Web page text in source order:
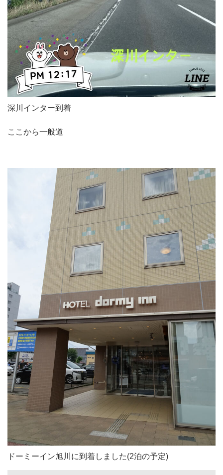
深川インター到着
ここから一般道
ドーミーイン旭川に到着しました(2泊の予定)